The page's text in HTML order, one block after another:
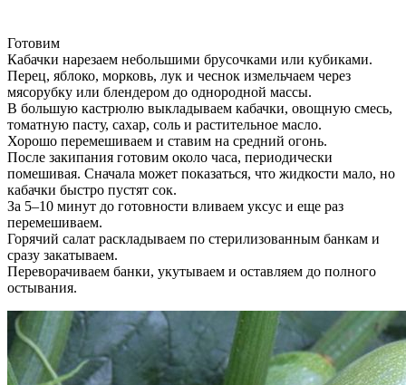
Готовим
Кабачки нарезаем небольшими брусочками или кубиками.
Перец, яблоко, морковь, лук и чеснок измельчаем через
мясорубку или блендером до однородной массы.
В большую кастрюлю выкладываем кабачки, овощную смесь,
томатную пасту, сахар, соль и растительное масло.
Хорошо перемешиваем и ставим на средний огонь.
После закипания готовим около часа, периодически
помешивая. Сначала может показаться, что жидкости мало, но
кабачки быстро пустят сок.
За 5–10 минут до готовности вливаем уксус и еще раз
перемешиваем.
Горячий салат раскладываем по стерилизованным банкам и
сразу закатываем.
Переворачиваем банки, укутываем и оставляем до полного
остывания.